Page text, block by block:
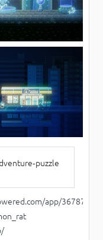
app/3678780/